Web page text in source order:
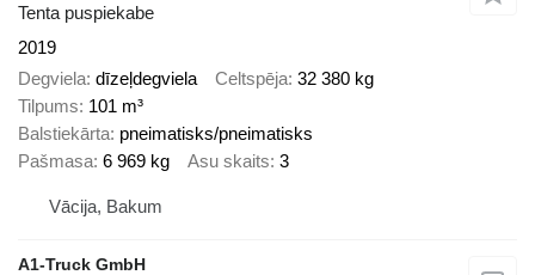
Tenta puspiekabe
2019
Degviela dīzeļdegviela Celtspēja 32 380 kg
Tilpums 101 m³
Balstiekārta pneimatisks/pneimatisks
Pašmasa 6 969 kg Asu skaits 3
Vācija, Bakum
A1-Truck GmbH